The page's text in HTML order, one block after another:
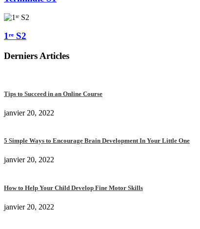
1ʳᵉ S2
Derniers Articles
Tips to Succeed in an Online Course
janvier 20, 2022
5 Simple Ways to Encourage Brain Development In Your Little One
janvier 20, 2022
How to Help Your Child Develop Fine Motor Skills
janvier 20, 2022